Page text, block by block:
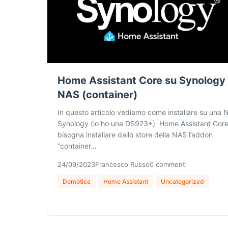
Home Assistant Core su Synology
NAS (container)
In questo articolo vediamo come installare su una
Synology (io ho una DS923+) Home Assistant
bisogna installare dallo store della NAS l’addon
“container…
24/09/2023Francesco Russo0 commenti
Domotica Home Assistant Uncategorized